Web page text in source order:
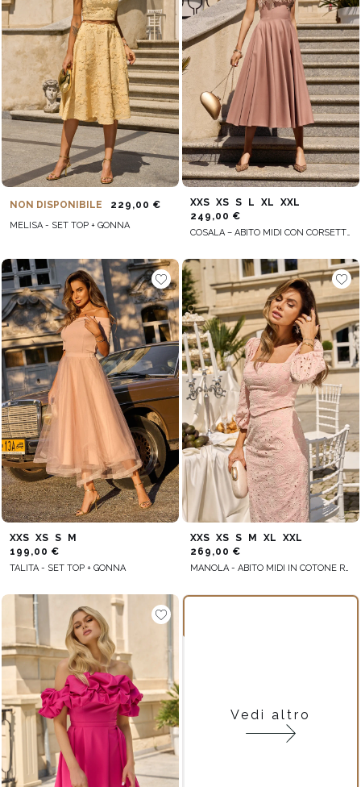
NON DISPONIBILE 229,00 €
MELISA - SET TOP + GONNA
XXS XS S L XL
XXL
249,00 €
COSALA – ABITO MIDI CON CORSETTO E DECORAZIONI FLOREALI
XXS XS S
M
199,00 €
TALITA - SET TOP + GONNA
XXS XS S M XL
XXL
269,00 €
MANOLA - ABITO MIDI IN COTONE ROSA TRAFORATO
Vedi altro